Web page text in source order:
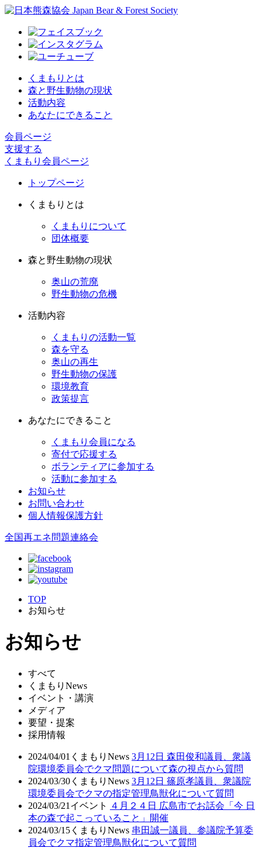
くまもりとは
森と野生動物の現状
活動内容
あなたにできること
会員ページ
支援する
くまもり会員ページ
トップページ
くまもりとは
くまもりについて
団体概要
森と野生動物の現状
奥山の荒廃
野生動物の危機
活動内容
くまもりの活動一覧
森を守る
奥山の再生
野生動物の保護
環境教育
政策提言
あなたにできること
くまもり会員になる
寄付で応援する
ボランティアに参加する
活動に参加する
お知らせ
お問い合わせ
個人情報保護方針
全国再エネ問題連絡会
TOP
お知らせ
お知らせ
すべて
くまもりNews
イベント・講演
メディア
要望・提案
採用情報
2024/04/01 くまもりNews 3月12日 森田俊和議員、衆議
院環境委員会でクマ問題について森の視点から質問
2024/03/30 くまもりNews 3月12日 篠原孝議員、衆議院
環境委員会でクマの指定管理鳥獣化について質問
2024/03/21 イベント
４月２４日 広島市でお話会「今 日
本の森で起こっていること」開催
2024/03/15 くまもりNews 串田誠一議員、参議院予算委
員会でクマ指定管理鳥獣化について質問